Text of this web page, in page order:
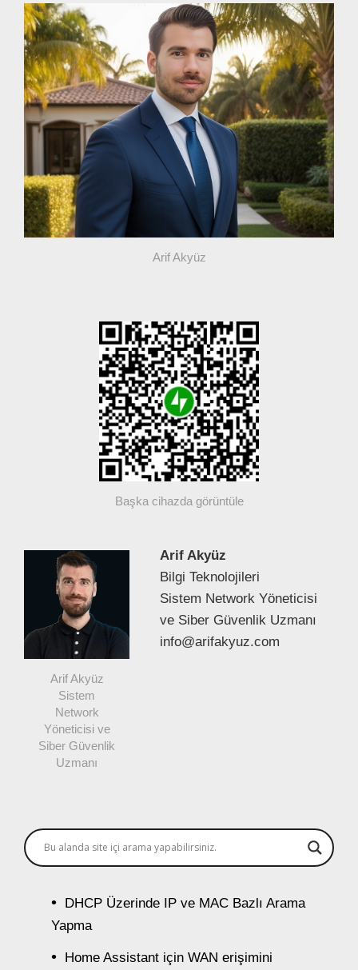
Arif Akyüz
Başka cihazda görüntüle
Arif Akyüz
Sistem
Network
Yöneticisi ve
Siber Güvenlik
Uzmanı
Arif Akyüz
Bilgi Teknolojileri
Sistem Network Yöneticisi
ve Siber Güvenlik Uzmanı
info@arifakyuz.com
DHCP Üzerinde IP ve MAC Bazlı Arama
Yapma
Home Assistant için WAN erişimini